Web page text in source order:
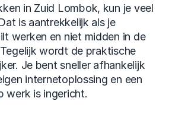
in Zuid Lombok, kun je veel
is aantrekkelijk als je
werken en niet midden in de
wordt de praktische
Je bent sneller afhankelijk
internetoplossing en een
werk is ingericht.